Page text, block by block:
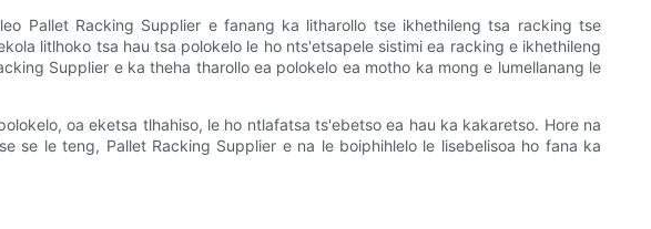
Pallet Racking Supplier e fanang ka litharollo tse ikhethileng tsa racking tse
litlhoko tsa hau tsa polokelo le ho nts'etsapele sistimi ea racking e ikhethileng
Supplier e ka theha tharollo ea polokelo ea motho ka mong e lumellanang le
oa eketsa tlhahiso, le ho ntlafatsa ts'ebetso ea hau ka kakaretso. Hore na
se le teng, Pallet Racking Supplier e na le boiphihlelo le lisebelisoa ho fana ka